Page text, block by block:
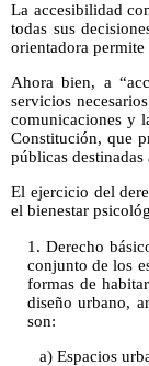
La accesibilidad
todas sus
orientadora permite
Ahora bien, a
servicios
comunicaciones y
Constitución, que
públicas
El ejercicio del
el bienestar
1. Derecho
conjunto de los
formas de
diseño urbano,
son:
a) Espacios